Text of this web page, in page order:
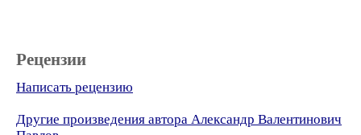
Рецензии
Написать рецензию
Другие произведения автора Александр Валентинович